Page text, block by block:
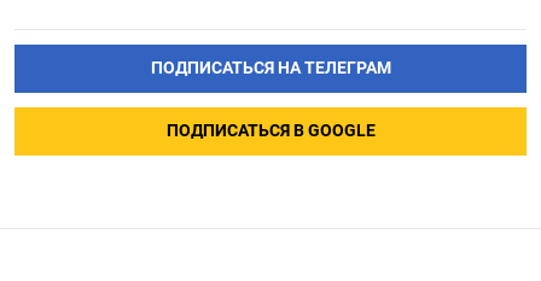
ПОДПИСАТЬСЯ НА ТЕЛЕГРАМ
ПОДПИСАТЬСЯ В GOOGLE